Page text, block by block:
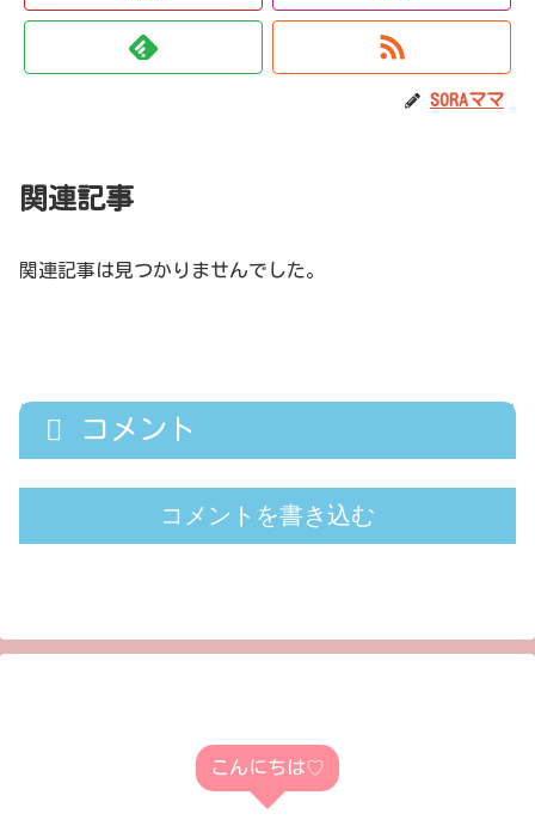
SORAママ
関連記事
関連記事は見つかりませんでした。
コメント
コメントを書き込む
こんにちは♡